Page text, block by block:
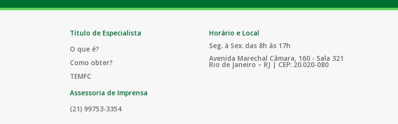
Título de Especialista
O que é?
Como obter?
TEMFC
Assessoria de Imprensa
(21) 99753-3354
Horário e Local
Seg. à Sex. das 8h às 17h
Avenida Marechal Câmara, 160 - Sala 321
Rio de Janeiro – RJ | CEP: 20.020-080